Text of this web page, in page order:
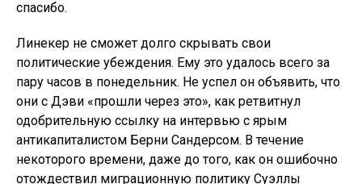
спасибо.
Линекер не сможет долго скрывать свои
политические убеждения. Ему это удалось всего за
пару часов в понедельник. Не успел он объявить, что
они с Дэви «прошли через это», как ретвитнул
одобрительную ссылку на интервью с ярым
антикапиталистом Берни Сандерсом. В течение
некоторого времени, даже до того, как он ошибочно
отождествил миграционную политику Суэллы